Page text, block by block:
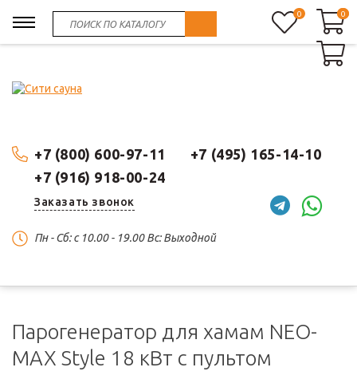
+7 (800) 600-97-11
+7 (495) 165-14-10
+7 (916) 918-00-24
Заказать звонок
Пн - Сб: c 10.00 - 19.00 Вс: Выходной
0 0
0
Парогенератор для хамам NEO-
MAX Style 18 кВт с пультом